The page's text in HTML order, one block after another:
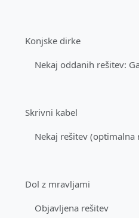
Konjske dirke
Skrivni kabel
Dol z mravljami
Objavljena rešitev